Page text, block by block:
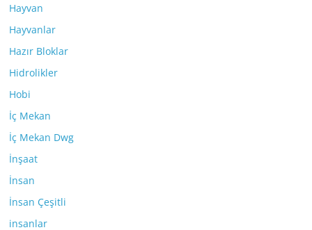
Hayvan
Hayvanlar
Hazır Bloklar
Hidrolikler
Hobi
İç Mekan
İç Mekan Dwg
İnşaat
İnsan
İnsan Çeşitli
insanlar